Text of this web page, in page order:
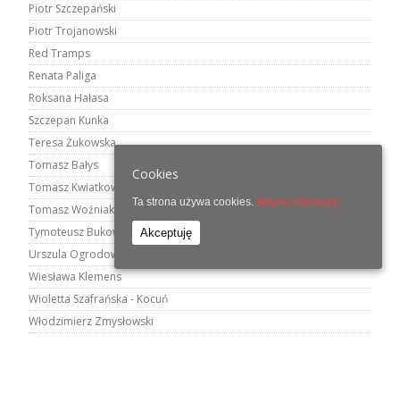
Piotr Szczepański
Piotr Trojanowski
Red Tramps
Renata Paliga
Roksana Hałasa
Szczepan Kunka
Teresa Żukowska
Tomasz Bałys
Tomasz Kwiatkowski
Tomasz Woźniak
Tymoteusz Bukowski
Urszula Ogrodowicz
Wiesława Klemens
Wioletta Szafrańska - Kocuń
Włodzimierz Zmysłowski
Cookies
Ta strona używa cookies. Więcej informacji.
Akceptuję